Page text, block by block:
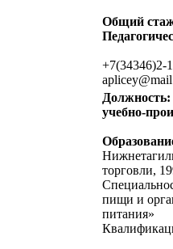
Общий
+7(34346)2-
Должность:
учебно-
торговли,
пищи и
питания»